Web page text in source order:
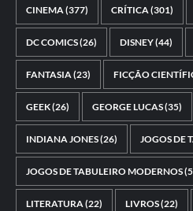
CINEMA(377) CRÍTICA(301)
DC COMICS(26) DISNEY(44)
FANTASIA(23) FICÇÃO
GEEK(26) GEORGE LUCAS(35)
INDIANA JONES(26) JOGOS DE
JOGOS DE TABULEIRO MODERNOS
LITERATURA(22) LIVROS(22)